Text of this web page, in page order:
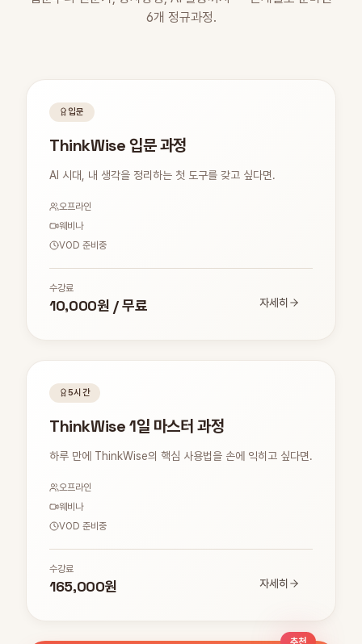
6개 정규과정.
입문
ThinkWise 입문 과정
AI 시대, 내 생각을 정리하는 첫 도구를 갖고 싶다면.
오프라인
웨비나
VOD 준비중
수강료
10,000원 / 무료 자세히
5시간
ThinkWise 1일 마스터 과정
하루 만에 ThinkWise의 핵심 사용법을 손에 익히고 싶다면.
오프라인
웨비나
VOD 준비중
수강료
165,000원 자세히
추천